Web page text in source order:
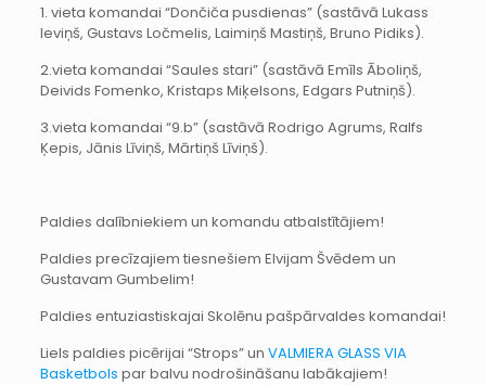
1. vieta komandai “Dončiča pusdienas” (sastāvā Lukass
Ieviņš, Gustavs Ločmelis, Laimiņš Mastiņš, Bruno Pidiks).
2.vieta komandai “Saules stari” (sastāvā Emīls Āboliņš,
Deivids Fomenko, Kristaps Miķelsons, Edgars Putniņš).
3.vieta komandai “9.b” (sastāvā Rodrigo Agrums, Ralfs
Ķepis, Jānis Līviņš, Mārtiņš Līviņš).
Paldies dalībniekiem un komandu atbalstītājiem!
Paldies precīzajiem tiesnešiem Elvijam Švēdem un
Gustavam Gumbelim!
Paldies entuziastiskajai Skolēnu pašpārvaldes komandai!
Liels paldies picērijai “Strops” un VALMIERA GLASS VIA
Basketbols par balvu nodrošināšanu labākajiem!